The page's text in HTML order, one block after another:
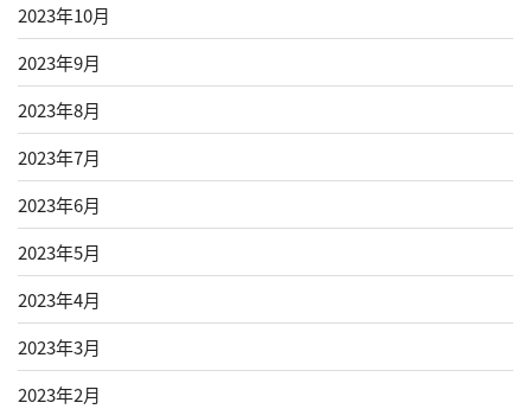
2023年10月
2023年9月
2023年8月
2023年7月
2023年6月
2023年5月
2023年4月
2023年3月
2023年2月